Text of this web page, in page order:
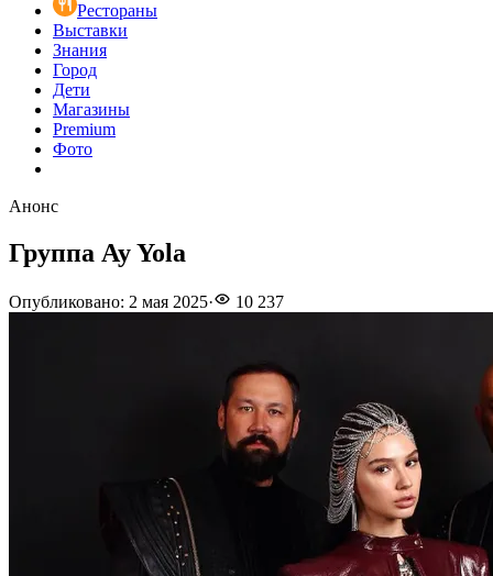
Рестораны
Выставки
Знания
Город
Дети
Магазины
Premium
Фото
Анонс
Группа Ay Yola
Опубликовано: 2 мая 2025· 10 237